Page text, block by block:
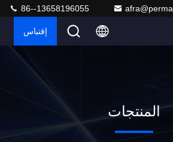
86--13658196055
إقتباس
المنتجات